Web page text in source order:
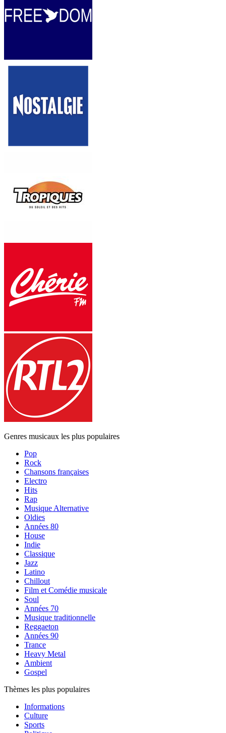
Genres musicaux les plus populaires
Pop
Rock
Chansons françaises
Electro
Hits
Rap
Musique Alternative
Oldies
Années 80
House
Indie
Classique
Jazz
Latino
Chillout
Film et Comédie musicale
Soul
Années 70
Musique traditionnelle
Reggaeton
Années 90
Trance
Heavy Metal
Ambient
Gospel
Thèmes les plus populaires
Informations
Culture
Sports